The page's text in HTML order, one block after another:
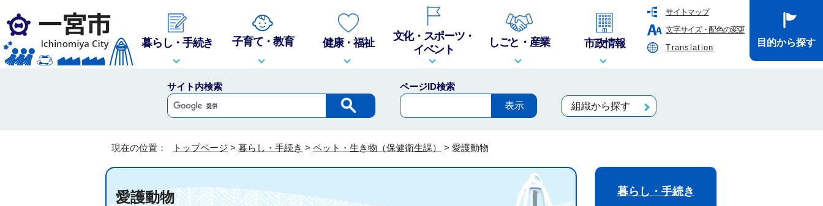
サイトマップ
文字サイズ・配色の変更
Translation
暮らし・手続き 子育て・教育 健康・福祉
文化・スポーツ・
イベント
しごと・産業 市政情報 目的から探す
サイト内検索
ページID検索
組織から探す
現在の位置： トップページ > 暮らし・手続き > ペット・生き物（保健衛生課） > 愛護動物
愛護動物 暮らし・手続き